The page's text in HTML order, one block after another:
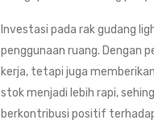
Investasi pada rak gudang
penggunaan ruang. Dengan
kerja, tetapi juga
stok menjadi lebih rapi,
berkontribusi positif